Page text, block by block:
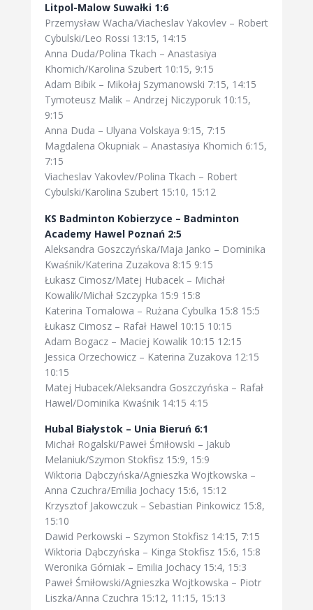
Litpol-Malow Suwałki 1:6
Przemysław Wacha/Viacheslav Yakovlev – Robert
Cybulski/Leo Rossi 13:15, 14:15
Anna Duda/Polina Tkach – Anastasiya
Khomich/Karolina Szubert 10:15, 9:15
Adam Bibik – Mikołaj Szymanowski 7:15, 14:15
Tymoteusz Malik – Andrzej Niczyporuk 10:15,
9:15
Anna Duda – Ulyana Volskaya 9:15, 7:15
Magdalena Okupniak – Anastasiya Khomich 6:15,
7:15
Viacheslav Yakovlev/Polina Tkach – Robert
Cybulski/Karolina Szubert 15:10, 15:12
KS Badminton Kobierzyce – Badminton
Academy Hawel Poznań 2:5
Aleksandra Goszczyńska/Maja Janko – Dominika
Kwaśnik/Katerina Zuzakova 8:15 9:15
Łukasz Cimosz/Matej Hubacek – Michał
Kowalik/Michał Szczypka 15:9 15:8
Katerina Tomalowa – Rużana Cybulka 15:8 15:5
Łukasz Cimosz – Rafał Hawel 10:15 10:15
Adam Bogacz – Maciej Kowalik 10:15 12:15
Jessica Orzechowicz – Katerina Zuzakova 12:15
10:15
Matej Hubacek/Aleksandra Goszczyńska – Rafał
Hawel/Dominika Kwaśnik 14:15 4:15
Hubal Białystok – Unia Bieruń 6:1
Michał Rogalski/Paweł Śmiłowski – Jakub
Melaniuk/Szymon Stokfisz 15:9, 15:9
Wiktoria Dąbczyńska/Agnieszka Wojtkowska –
Anna Czuchra/Emilia Jochacy 15:6, 15:12
Krzysztof Jakowczuk – Sebastian Pinkowicz 15:8,
15:10
Dawid Perkowski – Szymon Stokfisz 14:15, 7:15
Wiktoria Dąbczyńska – Kinga Stokfisz 15:6, 15:8
Weronika Górniak – Emilia Jochacy 15:4, 15:3
Paweł Śmiłowski/Agnieszka Wojtkowska – Piotr
Liszka/Anna Czuchra 15:12, 11:15, 15:13